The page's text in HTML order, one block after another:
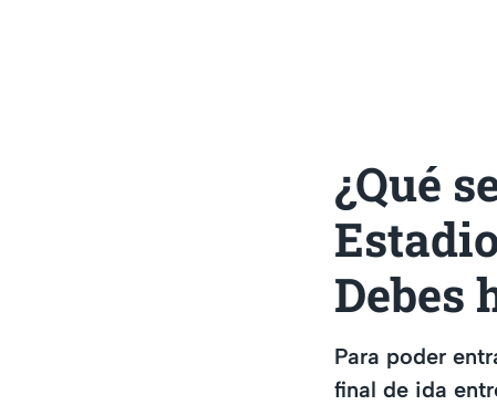
¿Qué
Debes
Para poder
final de ida